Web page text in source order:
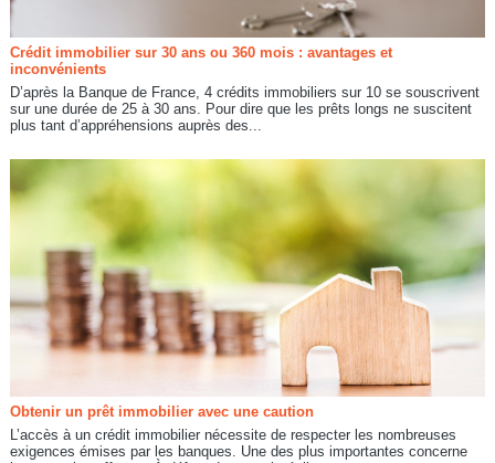
Crédit immobilier sur 30 ans ou 360 mois : avantages et
inconvénients
D’après la Banque de France, 4 crédits immobiliers sur 10 se souscrivent
sur une durée de 25 à 30 ans. Pour dire que les prêts longs ne suscitent
plus tant d’appréhensions auprès des...
Obtenir un prêt immobilier avec une caution
L’accès à un crédit immobilier nécessite de respecter les nombreuses
exigences émises par les banques. Une des plus importantes concerne